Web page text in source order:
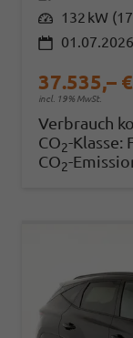
Leistung 132 kW
01.07.2026
37.535,– €
incl. 19% MwSt.
Verbrauch
CO2-Klasse:
CO2-